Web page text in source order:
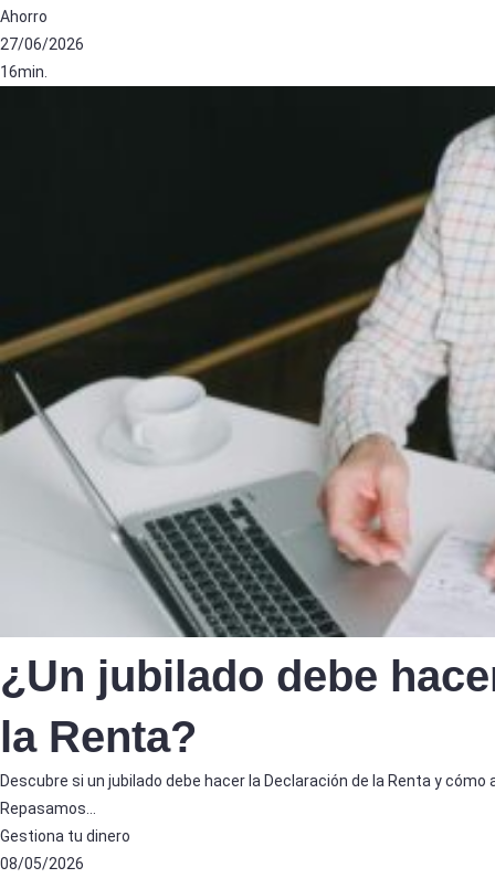
Ahorro
27/06/2026
16min.
¿Un jubilado debe
la Renta?
Descubre si un jubilado debe hacer la Declaración de la Renta y
Repasamos…
Gestiona tu dinero
08/05/2026